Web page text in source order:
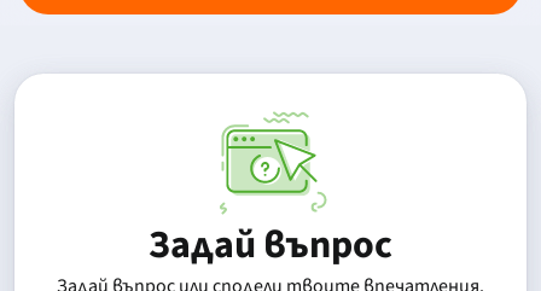
Задай въпрос